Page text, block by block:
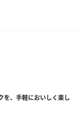
を、手軽においしく楽し